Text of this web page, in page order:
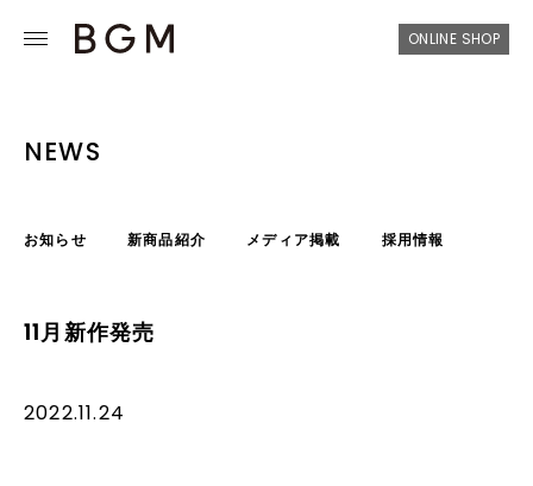
ONLINE SHOP
NEWS
お知らせ 新商品紹介 メディア掲載 採用情報
11月新作発売
2022.11.24